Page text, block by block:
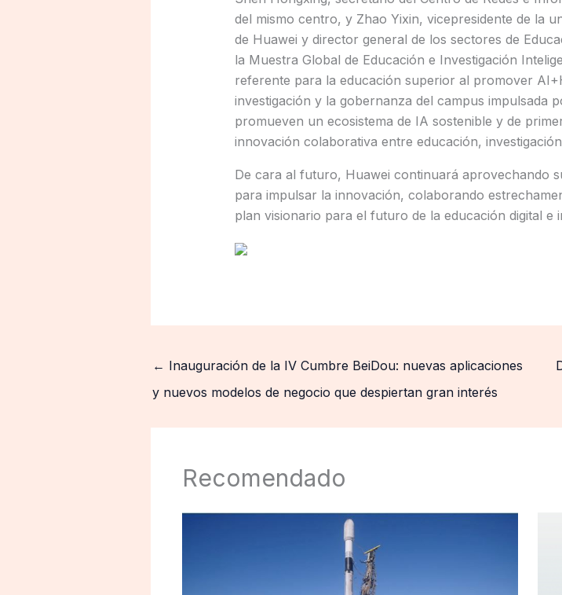
del mismo centro, y Zhao Yixin, vicepresidente de la
de Huawei y director general de los sectores de
la Muestra Global de Educación e Investigación
referente para la educación superior al promover
investigación y la gobernanza del campus impulsada
promueven un ecosistema de IA sostenible y de
innovación colaborativa entre educación,
De cara al futuro, Huawei continuará aprovechando
para impulsar la innovación, colaborando
plan visionario para el futuro de la educación digital e
← Inauguración de la IV Cumbre BeiDou: nuevas aplicaciones
y nuevos modelos de negocio que despiertan gran interés
Recomendado